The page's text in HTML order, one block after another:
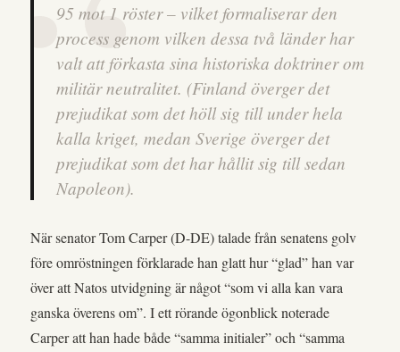
95 mot 1 röster – vilket formaliserar den
process genom vilken dessa två länder har
valt att förkasta sina historiska doktriner om
militär neutralitet. (Finland överger det
prejudikat som det höll sig till under hela
kalla kriget, medan Sverige överger det
prejudikat som det har hållit sig till sedan
Napoleon).
När senator Tom Carper (D-DE) talade från senatens golv
före omröstningen förklarade han glatt hur “glad” han var
över att Natos utvidgning är något “som vi alla kan vara
ganska överens om”. I ett rörande ögonblick noterade
Carper att han hade både “samma initialer” och “samma